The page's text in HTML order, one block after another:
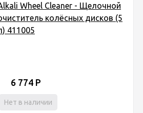
Wheel Cleaner - Щелочной
колёсных дисков (5
411005
6 774 Р
Нет в наличии